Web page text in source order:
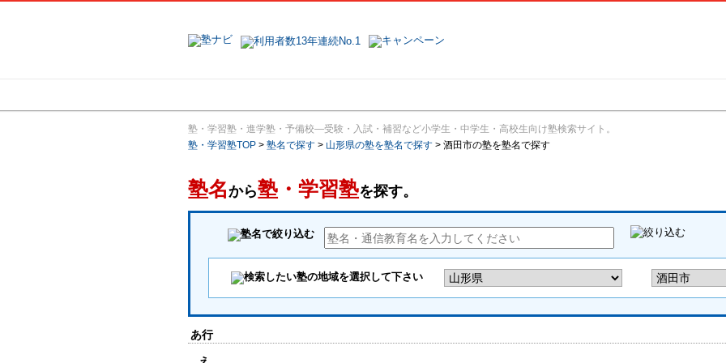
塾・学習塾・進学塾・予備校―受験・入試・補習など小学生・中学生・高校生向け塾検索サイト。
塾・学習塾TOP > 塾名で探す > 山形県の塾を塾名で探す > 酒田市の塾を塾名で探す
塾名から塾・学習塾を探す。
あ行